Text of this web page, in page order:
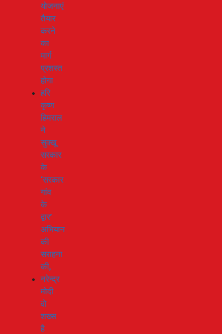
योजनाएं
तैयार
करने
का
मार्ग
प्रशस्त
होगा
हरि
कृष्ण
हिमराल
ने
सुक्खू
सरकार
के
‘सरकार
गांव
के
द्वार’
अभियान
की
सराहना
की,
नरेन्द्र
मोदी
वो
शख्स
है